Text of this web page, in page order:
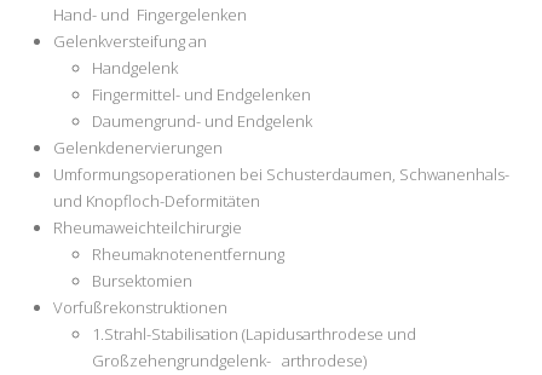
Hand- und Fingergelenken
Gelenkversteifung an
Handgelenk
Fingermittel- und Endgelenken
Daumengrund- und Endgelenk
Gelenkdenervierungen
Umformungsoperationen bei Schusterdaumen, Schwanenhals-
und Knopfloch-Deformitäten
Rheumaweichteilchirurgie
Rheumaknotenentfernung
Bursektomien
Vorfußrekonstruktionen
1.Strahl-Stabilisation (Lapidusarthrodese und
Großzehengrundgelenk- arthrodese)